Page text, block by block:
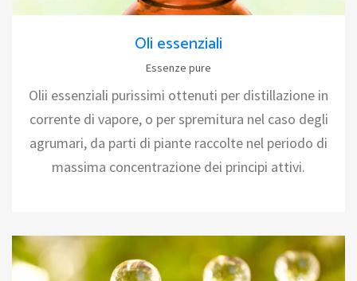
Oli essenziali
Essenze pure
Olii essenziali purissimi ottenuti per distillazione in
corrente di vapore, o per spremitura nel caso degli
agrumari, da parti di piante raccolte nel periodo di
massima concentrazione dei principi attivi.